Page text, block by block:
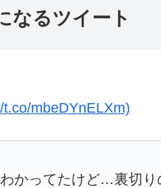
なるツイート
mbeDYnELXm)
かってたけど…裏切り